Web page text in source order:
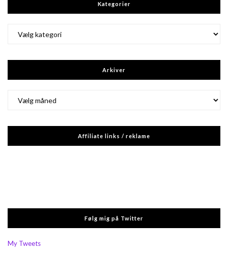
Kategorier
Arkiver
Affiliate links / reklame
Følg mig på Twitter
My Tweets